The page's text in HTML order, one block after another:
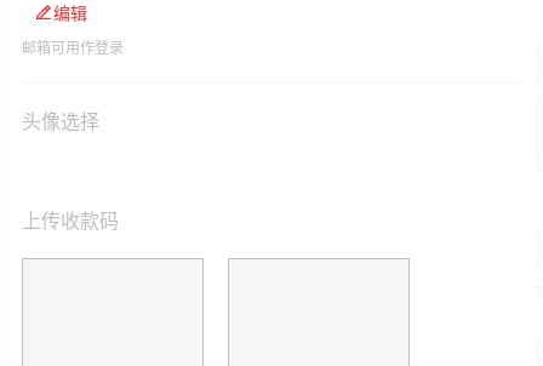
编辑
邮箱可用作登录
头像选择
上传收款码